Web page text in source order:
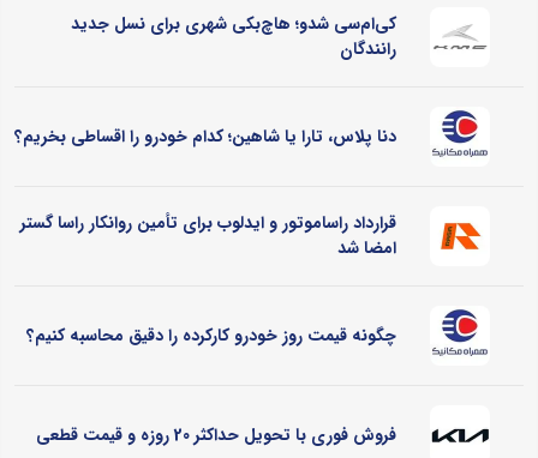
کی‌ام‌سی شدو؛ هاچ‌بکی شهری برای نسل جدید
رانندگان
دنا پلاس، تارا یا شاهین؛ کدام خودرو را اقساطی بخریم؟
قرارداد راساموتور و ایدلوب برای تأمین روانکار راسا گستر
امضا شد
چگونه قیمت روز خودرو کارکرده را دقیق محاسبه کنیم؟
فروش فوری با تحویل حداکثر 20 روزه و قیمت قطعی